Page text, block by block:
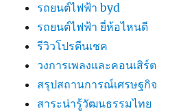
รถยนต์ไฟฟ้า byd
รถยนต์ไฟฟ้า ยี่ห้อไหนดี
รีวิวโปรตีนเชค
วงการเพลงและคอนเสิร์ต
สรุปสถานการณ์เศรษฐกิจ
สาระน่ารู้วัฒนธรรมไทย